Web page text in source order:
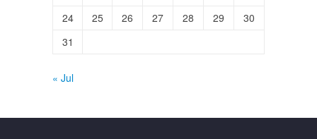
24
25 26 27 28 29
30
31
« Jul